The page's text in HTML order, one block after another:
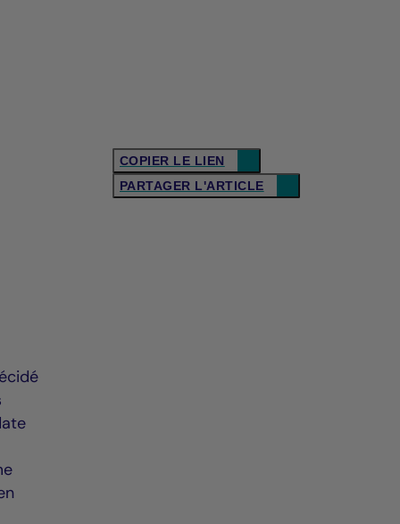
COPIER LE LIEN
PARTAGER L'ARTICLE